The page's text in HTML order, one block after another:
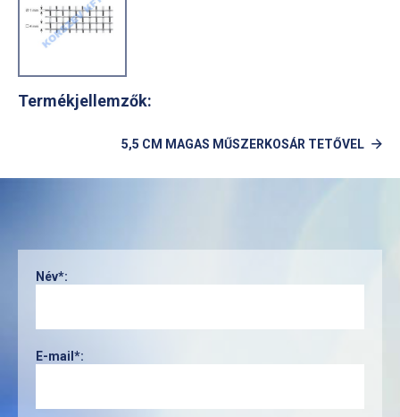
Termékjellemzők:
5,5 CM MAGAS MŰSZERKOSÁR TETŐVEL
Név*:
E-mail*: